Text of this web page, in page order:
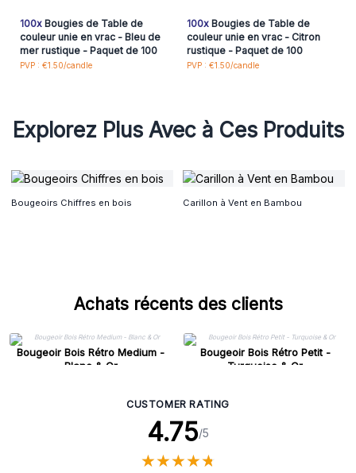
100xBougies de Table de
couleur unie en vrac - Bleu de
mer rustique - Paquet de 100
PVP : €1.50/candle
100xBougies de Table de
couleur unie en vrac - Citron
rustique - Paquet de 100
PVP : €1.50/candle
Explorez Plus Avec à Ces Produits
Bougeoirs Chiffres en bois Carillon à Vent en Bambou
Achats récents des clients
Bougeoir Bois Rétro Medium -
Blanc & Or
Bougeoir Bois Rétro Petit -
Turquoise & Or
CUSTOMER RATING
4.75/5
★★★★★
★★★★★